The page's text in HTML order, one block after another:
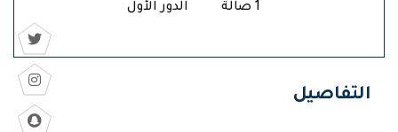
1 صالة الدور الأول
التفاصيل